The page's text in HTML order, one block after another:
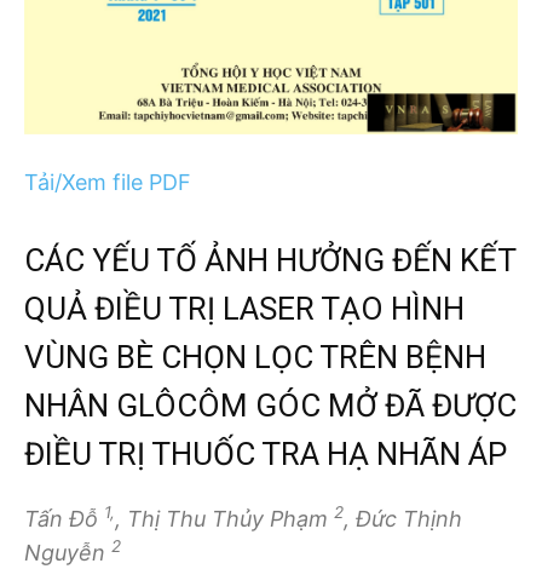
Tải/Xem file PDF
CÁC YẾU TỐ ẢNH HƯỞNG ĐẾN KẾT
QUẢ ĐIỀU TRỊ LASER TẠO HÌNH
VÙNG BÈ CHỌN LỌC TRÊN BỆNH
NHÂN GLÔCÔM GÓC MỞ ĐÃ ĐƯỢC
ĐIỀU TRỊ THUỐC TRA HẠ NHÃN ÁP
Tấn Đỗ 1,, Thị Thu Thủy Phạm 2, Đức Thịnh
Nguyễn 2